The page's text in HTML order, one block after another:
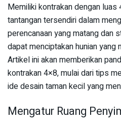
Memiliki kontrakan dengan
tantangan tersendiri dalam
perencanaan yang matang dan
dapat menciptakan hunian yang
Artikel ini akan memberikan
kontrakan 4×8, mulai dari tips
ide desain taman kecil yang
Mengatur Ruang